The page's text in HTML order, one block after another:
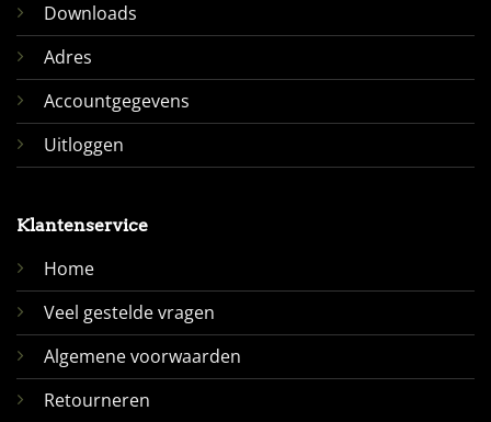
Downloads
Adres
Accountgegevens
Uitloggen
Klantenservice
Home
Veel gestelde vragen
Algemene voorwaarden
Retourneren